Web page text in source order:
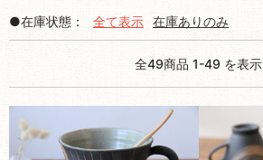
●在庫状態： 全て表示 在庫ありのみ
全49商品 1-49 を表示